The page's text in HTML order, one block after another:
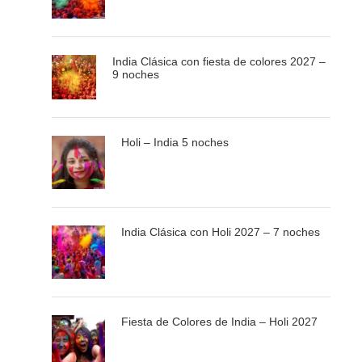
India Clásica con fiesta de colores 2027 –
9 noches
Holi – India 5 noches
India Clásica con Holi 2027 – 7 noches
Fiesta de Colores de India – Holi 2027
las 13:00 horas.
Información del viaje
El Tour Triangulo de Oro Expres es una buena
introducción de la India para los que visitan la India por la
primera vez. Incluye las tres ciudades más turísticas de la
India, Delhi, Jaipur y Agra. También se visita Amber, y la
ciudad fantasma de Fatehpur Sikri. Delhi es la ciudad de
entrada y capital de la India. Tiene arquitectura Indo-